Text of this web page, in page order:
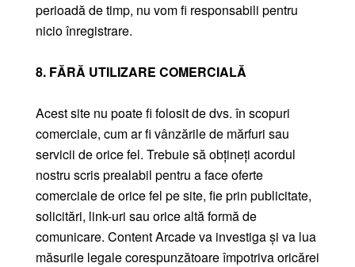
perioadă de timp, nu vom fi responsabili pentru
nicio înregistrare.
8. FĂRĂ UTILIZARE COMERCIALĂ
Acest site nu poate fi folosit de dvs. în scopuri
comerciale, cum ar fi vânzările de mărfuri sau
servicii de orice fel. Trebuie să obțineți acordul
nostru scris prealabil pentru a face oferte
comerciale de orice fel pe site, fie prin publicitate,
solicitări, link-uri sau orice altă formă de
comunicare. Content Arcade va investiga și va lua
măsurile legale corespunzătoare împotriva oricărei